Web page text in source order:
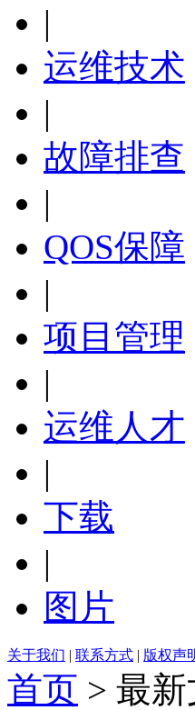
|
运维技术
|
故障排查
|
QOS保障
|
项目管理
|
运维人才
|
下载
|
图片
关于我们 | 联系方式 | 版权声
首页 > 最新